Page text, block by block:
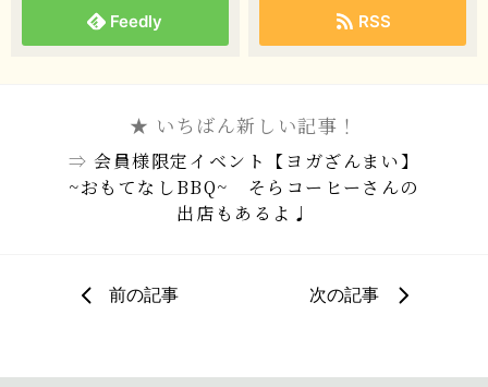
Feedly RSS
★ いちばん新しい記事！
⇒ 会員様限定イベント【ヨガざんまい】
~おもてなしBBQ~ そらコーヒーさんの
出店もあるよ♩
前の記事 次の記事